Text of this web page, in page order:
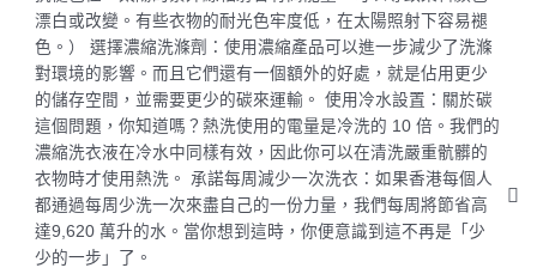
漂白或改變。有些衣物的耐光色牢度低，在太陽照射下容易褪
色。） 選擇濃縮洗滌劑：使用濃縮產品可以進一步減少了洗滌
對環境的影響。而且它們還有一個額外的好處，就是佔用更少
的儲存空間，並需要更少的碳來運輸。 使用冷水設置：關於碳
這個問題，你知道嗎？熱洗使用的電量是冷洗的 10 倍。我們的
濃縮洗衣液在冷水中同樣有效，因此你可以在清洗嚴重骯髒的
衣物時才使用熱洗。 承諾每周減少一次洗衣：如果香港每個人
都通過每周少洗一次來盡自己的一份力量，我們每周將節省高
達9,620 萬升的水。當你想到這時，你便意識到這不再是「少
少的一步」了。